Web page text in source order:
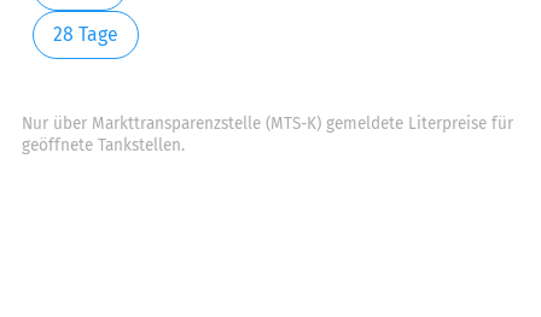
28 Tage
Nur über Markttransparenzstelle (MTS-K) gemeldete Literpreise für
geöffnete Tankstellen.